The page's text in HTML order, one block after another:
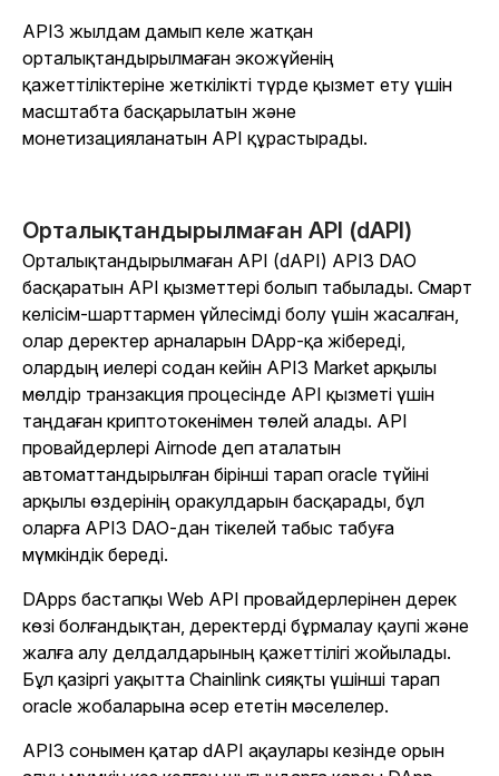
API3 жылдам дамып келе жатқан
орталықтандырылмаған экожүйенің
қажеттіліктеріне жеткілікті түрде қызмет ету үшін
масштабта басқарылатын және
монетизацияланатын API құрастырады.
Орталықтандырылмаған API (dAPI)
Орталықтандырылмаған API (dAPI) API3 DAO
басқаратын API қызметтері болып табылады. Смарт
келісім-шарттармен үйлесімді болу үшін жасалған,
олар деректер арналарын DApp-қа жібереді,
олардың иелері содан кейін API3 Market арқылы
мөлдір транзакция процесінде API қызметі үшін
таңдаған криптотокенімен төлей алады. API
провайдерлері Airnode деп аталатын
автоматтандырылған бірінші тарап oracle түйіні
арқылы өздерінің оракулдарын басқарады, бұл
оларға API3 DAO-дан тікелей табыс табуға
мүмкіндік береді.
DApps бастапқы Web API провайдерлерінен дерек
көзі болғандықтан, деректерді бұрмалау қаупі және
жалға алу делдалдарының қажеттілігі жойылады.
Бұл қазіргі уақытта Chainlink сияқты үшінші тарап
oracle жобаларына әсер ететін мәселелер.
API3 сонымен қатар dAPI ақаулары кезінде орын